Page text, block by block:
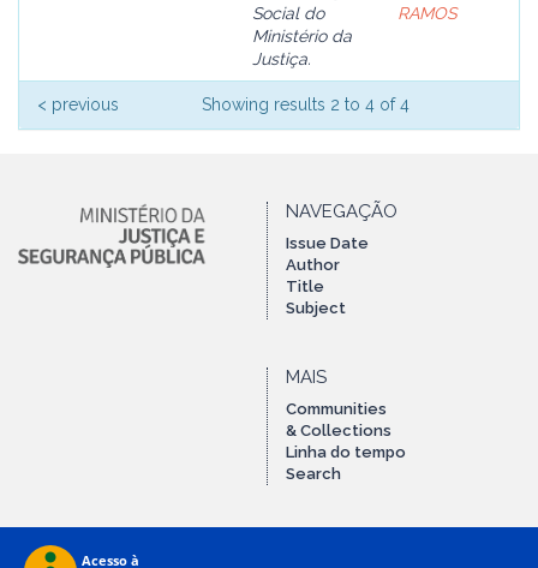
Social do
Ministério da
Justiça.
RAMOS
Showing results 2 to 4 of 4
< previous
NAVEGAÇÃO
Issue Date
Author
Title
Subject
MAIS
Communities
& Collections
Linha do tempo
Search